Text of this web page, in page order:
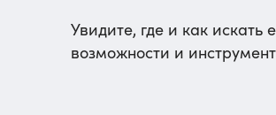
Увидите, где и как искать
возможности и